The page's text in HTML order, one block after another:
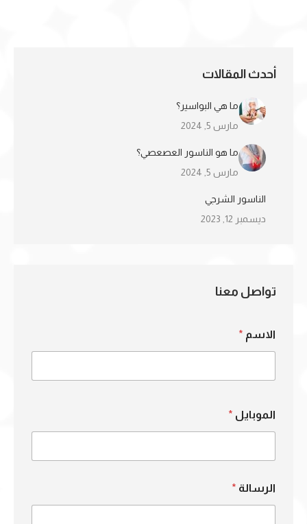
أحدث المقالات
ما هي البواسير؟
مارس 5, 2024
ما هو الناسور العصعصي؟
مارس 5, 2024
الناسور الشرجي
ديسمبر 12, 2023
تواصل معنا
الاسم *
الموبايل *
الرسالة *